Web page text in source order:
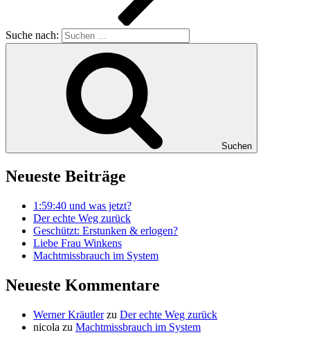
Suche nach:
Suchen
Neueste Beiträge
1:59:40 und was jetzt?
Der echte Weg zurück
Geschützt: Erstunken & erlogen?
Liebe Frau Winkens
Machtmissbrauch im System
Neueste Kommentare
Werner Kräutlerzu Der echte Weg zurück
nicola zu Machtmissbrauch im System